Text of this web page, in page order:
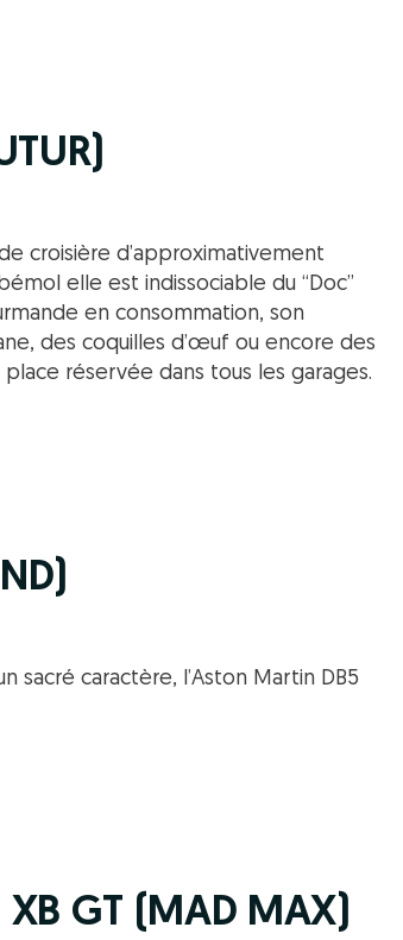
croisière d’approximativement
elle est indissociable du “Doc”
en consommation, son
des coquilles d’œuf ou encore des
réservée dans tous les garages.
sacré caractère, l’Aston Martin DB5
XB GT (MAD MAX)